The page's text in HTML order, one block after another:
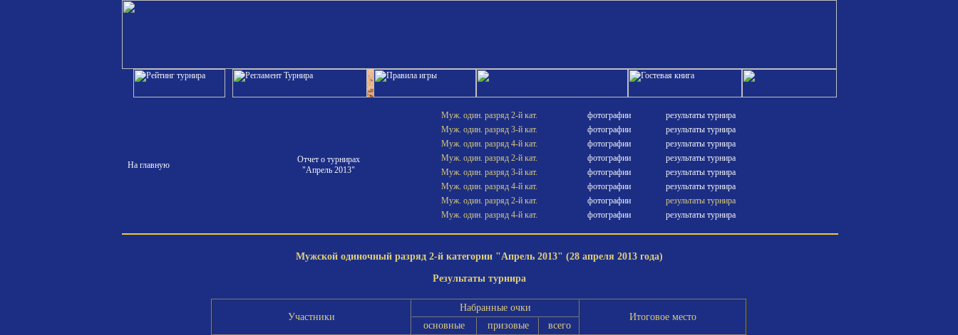
На главную
Отчет о турнирах
"Апрель 2013"
Муж. один. разряд 2-й кат. фотографии
результаты турнира
Муж. один. разряд 3-й кат.
фотографии
результаты турнира
Муж. один. разряд 4-й кат.
фотографии
результаты турнира
Муж. один. разряд 2-й кат.
фотографии
результаты турнира
Муж. один. разряд 3-й кат.
фотографии
результаты турнира
Муж. один. разряд 4-й кат.
фотографии
результаты турнира
Муж. один. разряд 2-й кат.
фотографии
результаты турнира
Муж. один. разряд 4-й кат.
фотографии результаты турнира
Мужской одиночный разряд 2-й категории "Апрель 2013" (28 апреля 2013 года)
Результаты турнира
Участники
Набранные очки
Итоговое место
основные
призовые всего